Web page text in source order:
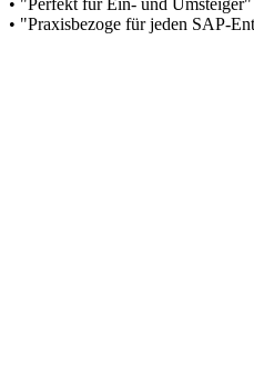
• "Perfekt für Ein- und Umsteiger"
• "Praxisbezoge für jeden SAP-